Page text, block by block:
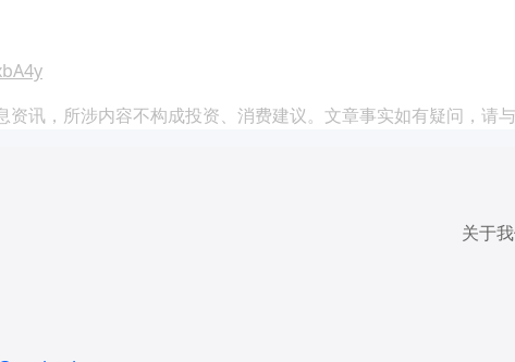
资讯，所涉内容不构成投资、消费建议。文章事实如有疑问，请
关于